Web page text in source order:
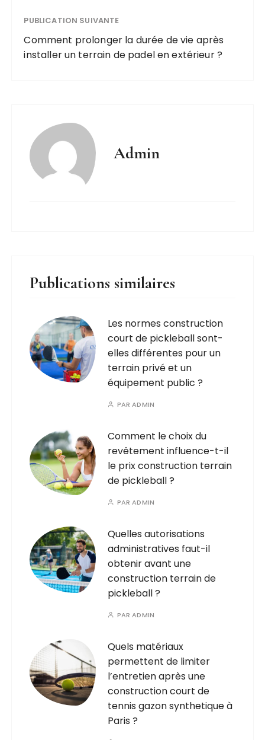
PUBLICATION SUIVANTE
Comment prolonger la durée de vie après
installer un terrain de padel en extérieur ?
Admin
Publications similaires
Les normes construction
court de pickleball sont-
elles différentes pour un
terrain privé et un
équipement public ?
PARADMIN
Comment le choix du
revêtement influence-t-il
le prix construction terrain
de pickleball ?
PARADMIN
Quelles autorisations
administratives faut-il
obtenir avant une
construction terrain de
pickleball ?
PARADMIN
Quels matériaux
permettent de limiter
l’entretien après une
construction court de
tennis gazon synthetique à
Paris ?